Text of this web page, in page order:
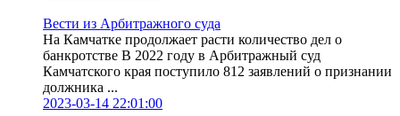
Вести из Арбитражного суда
На Камчатке продолжает расти количество дел о
банкротстве В 2022 году в Арбитражный суд
Камчатского края поступило 812 заявлений о признании
должника ...
2023-03-14 22:01:00